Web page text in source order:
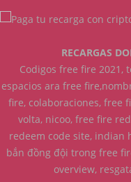
RECARGAS
Codigos free fire 2021,
espacios ara free
fire, colaboraciones, free
volta, nicoo, free fire
redeem code site, indian
bắn đồng đội trong free
overview,